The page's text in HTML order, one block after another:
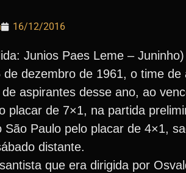
16/12/2016
Junios Paes Leme – Juninho)
de dezembro de 1961, o time
aspirantes desse ano, ao
placar de 7×1, na partida
São Paulo pelo placar de 4×1,
distante.
que era dirigida por